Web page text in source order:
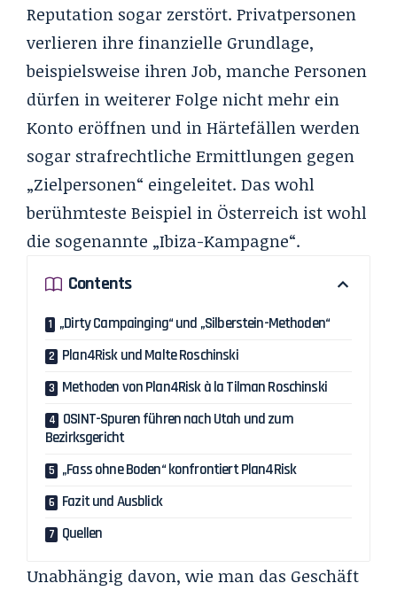
Reputation sogar zerstört. Privatpersonen
verlieren ihre finanzielle Grundlage,
beispielsweise ihren Job, manche Personen
dürfen in weiterer Folge nicht mehr ein
Konto eröffnen und in Härtefällen werden
sogar strafrechtliche Ermittlungen gegen
„Zielpersonen“ eingeleitet. Das wohl
berühmteste Beispiel in Österreich ist wohl
die sogenannte „Ibiza-Kampagne“.
Contents
„Dirty Campainging“ und „Silberstein-Methoden“
Plan4Risk und Malte Roschinski
Methoden von Plan4Risk à la Tilman Roschinski
OSINT-Spuren führen nach Utah und zum
Bezirksgericht
„Fass ohne Boden“ konfrontiert Plan4Risk
Fazit und Ausblick
Quellen
Unabhängig davon, wie man das Geschäft